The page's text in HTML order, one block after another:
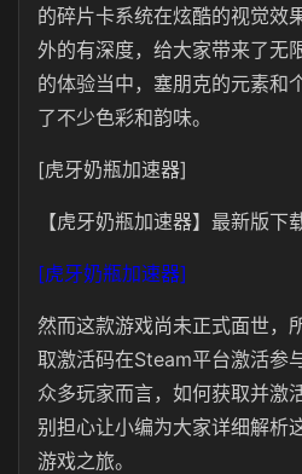
的碎片卡系统在炫酷的视觉效
外的有深度，给大家带来了无
的体验当中，塞朋克的元素和
了不少色彩和韵味。
[虎牙奶瓶加速器]
【虎牙奶瓶加速器】最新版下
[虎牙奶瓶加速器]
然而这款游戏尚未正式面世，
取激活码在Steam平台激活参
众多玩家而言，如何获取并激
别担心让小编为大家详细解析
游戏之旅。